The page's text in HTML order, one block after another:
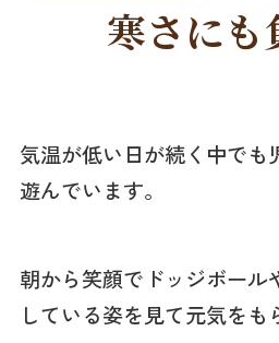
寒さにも
気温が低い日が続く中でも
遊んでいます。
朝から笑顔でドッジボール
している姿を見て元気をも